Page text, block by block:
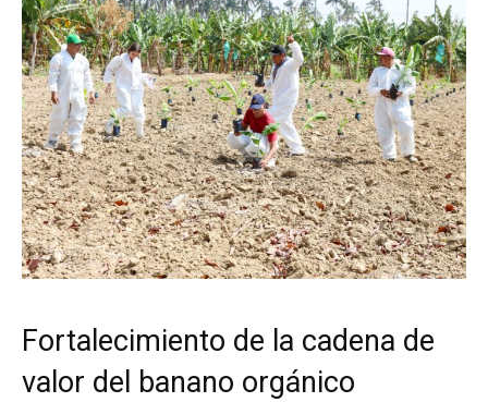
Fortalecimiento de la cadena de
valor del banano orgánico